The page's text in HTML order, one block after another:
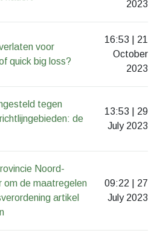
2023
voor
quick big loss?
16:53 | 21
October
2023
tegen
de
13:53 | 29
July 2023
Noord-
om de maatregelen
artikel
09:22 | 27
July 2023